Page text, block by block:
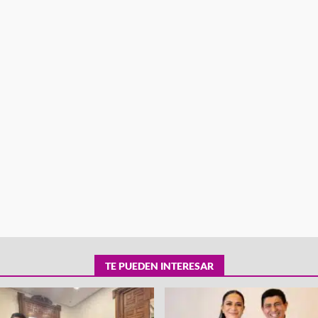
TE PUEDEN INTERESAR